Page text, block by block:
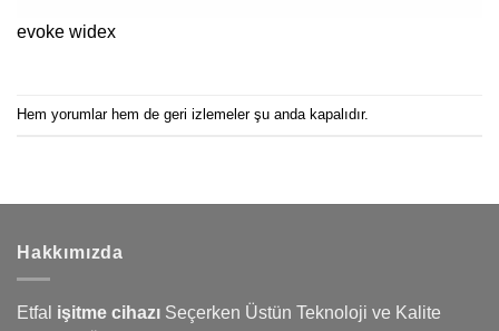
evoke widex
Hem yorumlar hem de geri izlemeler şu anda kapalıdır.
Hakkımızda
Etfal işitme cihazı Seçerken Üstün Teknoloji ve Kalite